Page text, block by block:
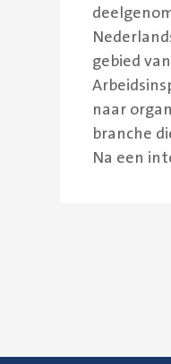
gebied
naar
branche
Na een